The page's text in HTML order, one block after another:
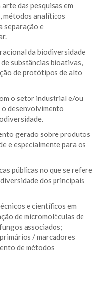
das pesquisas em
métodos analíticos
separação e
da biodiversidade
substâncias bioativas,
de protótipos de alto
o setor industrial e/ou
desenvolvimento
gerado sobre produtos
e especialmente para os
públicas no que se refere
dos principais
e científicos em
de micromoléculas de
associados;
/ marcadores
de métodos